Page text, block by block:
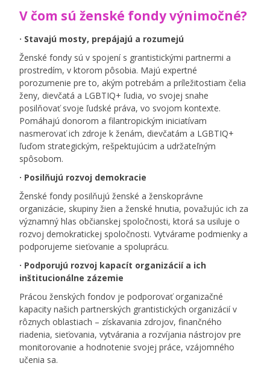
V čom sú ženské fondy výnimočné?
· Stavajú mosty, prepájajú a rozumejú
Ženské fondy sú v spojení s grantistickými partnermi a
prostredím, v ktorom pôsobia. Majú expertné
porozumenie pre to, akým potrebám a príležitostiam čelia
ženy, dievčatá a LGBTIQ+ ľudia, vo svojej snahe
posilňovať svoje ľudské práva, vo svojom kontexte.
Pomáhajú donorom a filantropickým iniciatívam
nasmerovať ich zdroje k ženám, dievčatám a LGBTIQ+
ľuďom strategickým, rešpektujúcim a udržateľným
spôsobom.
· Posilňujú rozvoj demokracie
Ženské fondy posilňujú ženské a ženskoprávne
organizácie, skupiny žien a ženské hnutia, považujúc ich za
významný hlas občianskej spoločnosti, ktorá sa usiluje o
rozvoj demokratickej spoločnosti. Vytvárame podmienky a
podporujeme sieťovanie a spoluprácu.
· Podporujú rozvoj kapacít organizácií a ich
inštitucionálne zázemie
Prácou ženských fondov je podporovať organizačné
kapacity našich partnerských grantistických organizácií v
rôznych oblastiach – získavania zdrojov, finančného
riadenia, sieťovania, vytvárania a rozvíjania nástrojov pre
monitorovanie a hodnotenie svojej práce, vzájomného
učenia sa.